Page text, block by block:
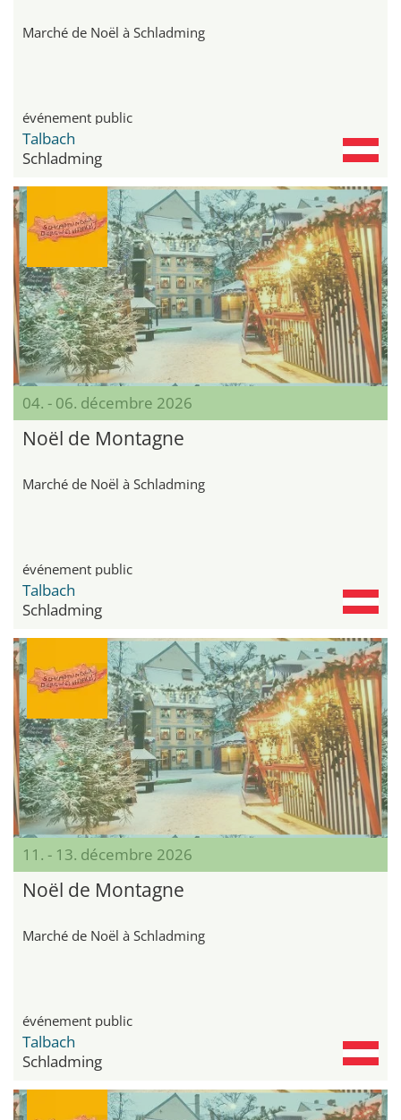
Marché de Noël à Schladming
événement public
Talbach
Schladming
04. - 06. décembre 2026
Noël de Montagne
Marché de Noël à Schladming
événement public
Talbach
Schladming
11. - 13. décembre 2026
Noël de Montagne
Marché de Noël à Schladming
événement public
Talbach
Schladming